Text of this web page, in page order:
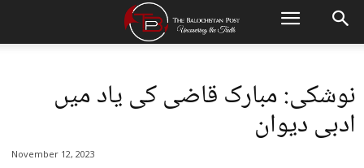
نوشکی: مبارک قاضی کی یاد میں
ادبی دیوان
November 12, 2023